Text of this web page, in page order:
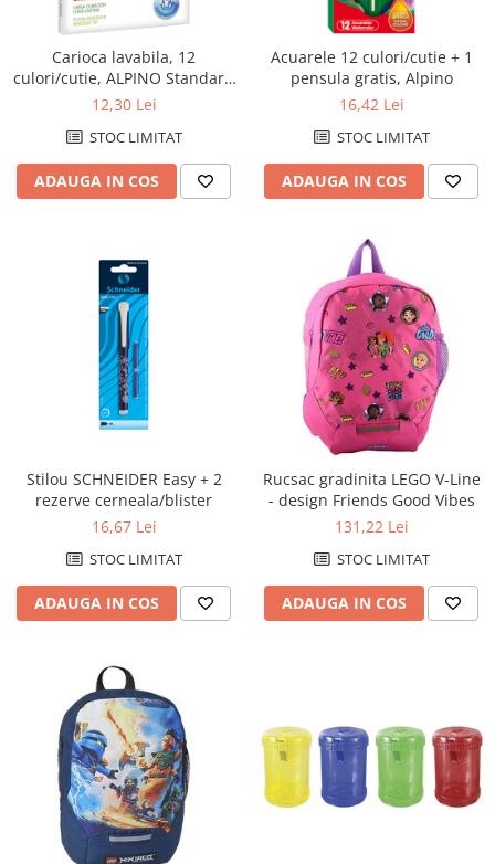
Perforatoare de birou si
profesionale
Pioneze si ace cu gamalie
Stampile, tusuri si tusiere
Suporturi pentru documente,
Organizare si arhivare
Accesorii pentru arhivare
Bibliorafturi
Caiete mecanice
Clasoare, mape si suporti pentru
carti de vizita
Cutii si containere de arhivare
Dosare de prezentare
Dosare din carton
Dosare din plastic
Etichete bibliorafturi
File de protectie
Index autoadeziv
Mape din carton
Mape din plastic
Separatoare index
Carioca lavabila, 12
culori/cutie, ALPINO Standard
- culori clasice
12,30 Lei
STOC LIMITAT
ADAUGA IN COS
Acuarele 12 culori/cutie + 1
pensula gratis, Alpino
16,42 Lei
STOC LIMITAT
ADAUGA IN COS
Stilou SCHNEIDER Easy + 2
rezerve cerneala/blister
16,67 Lei
STOC LIMITAT
ADAUGA IN COS
Rucsac gradinita LEGO V-Line
- design Friends Good Vibes
131,22 Lei
STOC LIMITAT
ADAUGA IN COS